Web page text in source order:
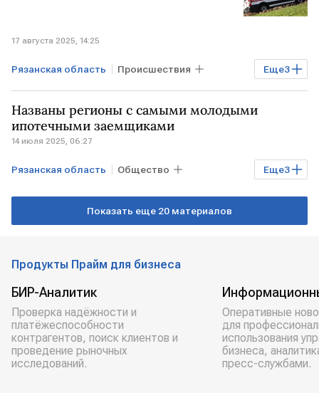
17 августа 2025, 14:25
Еще3
Рязанская область Происшествия
Общество Здоровье РФ
Названы регионы с самыми молодыми
ипотечными заемщиками
14 июля 2025, 06:27
Еще3
Рязанская область Общество
ПСКОВСКАЯ ОБЛАСТЬ КОМИ
Показать еще 20 материалов
Продукты Прайм для бизнеса
БИР-Аналитик
Проверка надёжности и
платёжеспособности
контрагентов, поиск клиентов и
проведение рыночных
исследований.
Оперативные
для
использования
бизнеса,
пресс-службами.